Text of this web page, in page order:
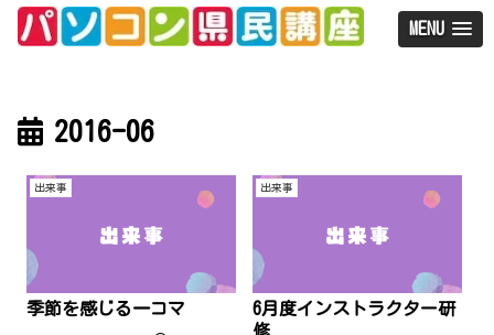
MENU
2016-06
出来事
季節を感じる一コマ
出来事
6月度インストラクター研
修